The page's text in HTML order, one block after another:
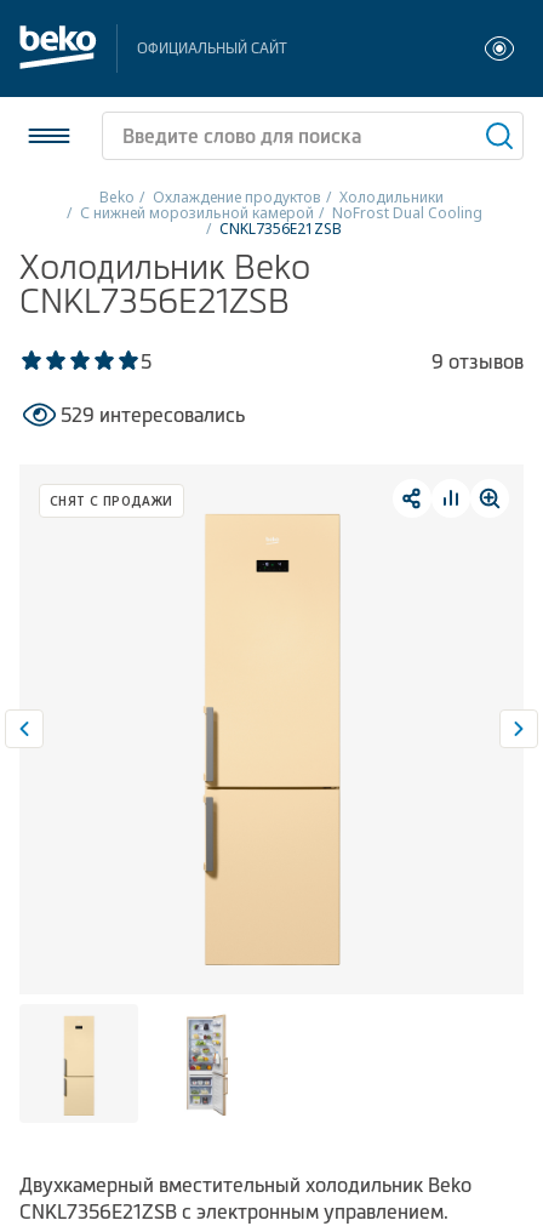
ОФИЦИАЛЬНЫЙ САЙТ
Стиральные и сушильные машины
Посудомоечные машины
Плиты
Малая бытовая техника
Климатическая техника
Beko Охлаждение продуктов Холодильники
С нижней морозильной камерой NoFrost Dual Cooling
CNKL7356E21ZSB
Холодильник Beko
CNKL7356E21ZSB
5 9 отзывов
529 интересовались
СНЯТ С ПРОДАЖИ
Двухкамерный вместительный холодильник Beko
CNKL7356E21ZSB с электронным управлением.